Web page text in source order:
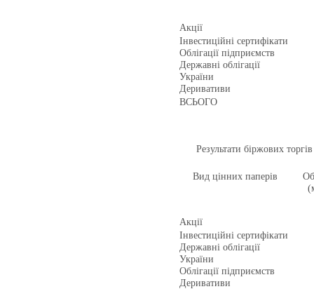
Акції
Інвестиційні сертифікати
Облігації підприємств
Державні облігації
України
Деривативи
ВСЬОГО
Результати біржових
Вид цінних паперів
Акції
Інвестиційні сертифікати
Державні облігації
України
Облігації підприємств
Деривативи